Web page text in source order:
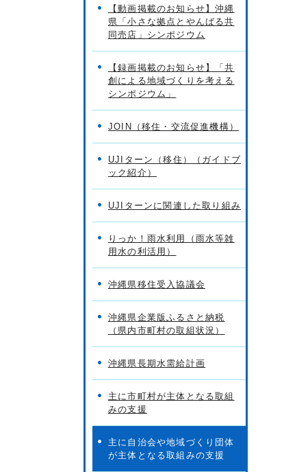
【動画掲載のお知らせ】沖縄
県「小さな拠点とやんばる共
同売店」シンポジウム
【録画掲載のお知らせ】「共
創による地域づくりを考える
シンポジウム」
JOIN（移住・交流促進機構）
UJIターン（移住）（ガイドブ
ック紹介）
UJIターンに関連した取り組み
りっか！雨水利用（雨水等雑
用水の利活用）
沖縄県移住受入協議会
沖縄県企業版ふるさと納税
（県内市町村の取組状況）
沖縄県長期水需給計画
主に市町村が主体となる取組
みの支援
主に自治会や地域づくり団体
が主体となる取組みの支援